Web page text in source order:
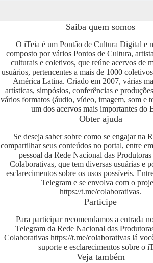
Saiba quem somos
O iTeia é um Pontão de Cultura Digital e
composto por vários Pontos de Cultura,
culturais e coletivos, que reúne acervos de
usuários, pertencentes a mais de 1000
América Latina. Criado em 2007, várias
artísticas, simpósios, conferências e
vários formatos (áudio, vídeo, imagem, som e
um dos acervos mais importantes do
Obter ajuda
Se deseja saber sobre como se engajar na
compartilhar seus conteúdos no portal, entre
pessoal da Rede Nacional das
Colaborativas, que tem diversas usuárias e
esclarecimentos sobre os usos possíveis.
Telegram e se envolva com o
https://t.me/colaborativas.
Participe
Para participar recomendamos a entrada
Telegram da Rede Nacional das
Colaborativas https://t.me/colaborativaslá
suporte e esclarecimentos sobre o
Veja também